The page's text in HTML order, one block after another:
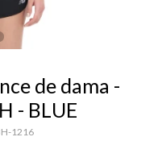
de dama -
- BLUE
1216